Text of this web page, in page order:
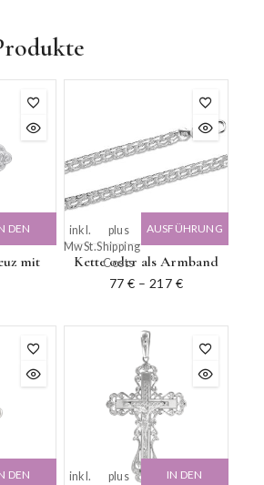
mit
DEN
Kette oder als Armband
77€ – 217 €
inkl.
MwSt.
plus
Shipping
Costs
AUSFÜHRUNG
DEN
inkl.
plus
IN DEN